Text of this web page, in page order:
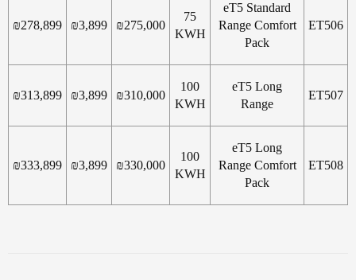
ET506
eT5 Standard
Range Comfort
Pack
75
KWH
₪275,000
₪3,899
₪278,899
ET507
eT5 Long
Range
100
KWH
₪310,000
₪3,899
₪313,899
ET508
eT5 Long
Range Comfort
Pack
100
KWH
₪330,000
₪3,899
₪333,899